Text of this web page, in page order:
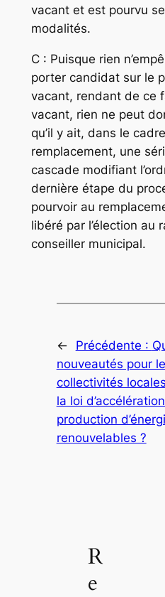
vacant et est pourvu
modalités.
C : Puisque rien
porter candidat sur le
vacant, rendant de ce
vacant, rien ne peut
qu’il y ait, dans le
remplacement, une
cascade modifiant
dernière étape du
pourvoir au
libéré par l’élection au
conseiller municipal.
← Précédente :
nouveautés pour
collectivités
la loi
production
renouvelables ?
R
e